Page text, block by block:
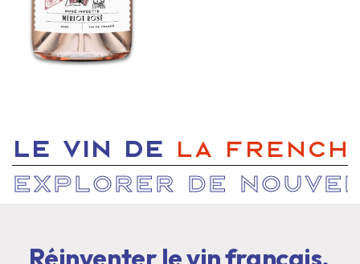
LE VIN DE
LA FRENCH
EXPLORER DE
Réinventer le vin français,